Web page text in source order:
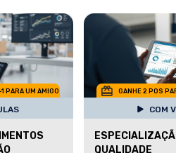
PARA UM AMIGO GANHE 2 POS
COM
QUALIDADE